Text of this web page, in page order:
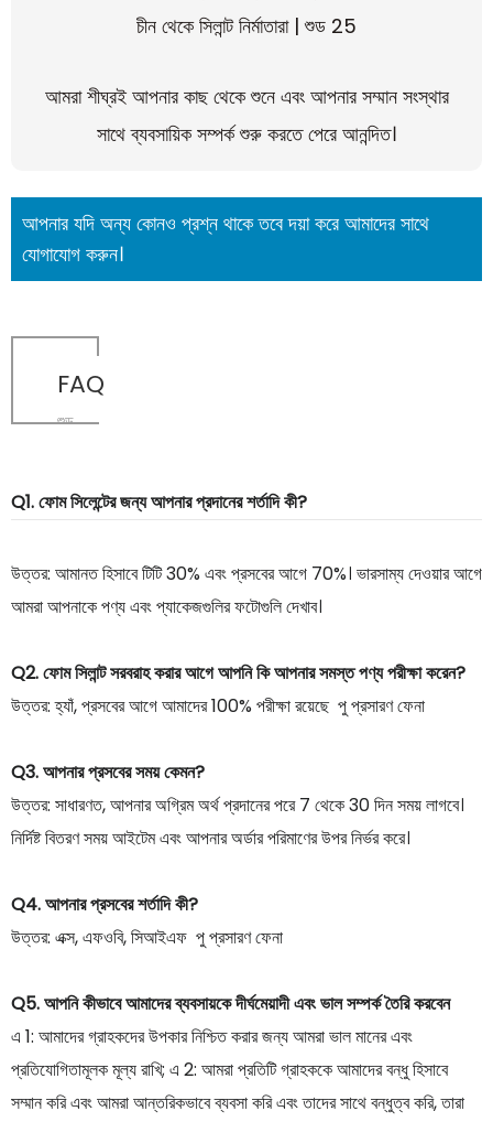
আমরা শীঘ্রই আপনার কাছ থেকে শুনে এবং আপনার সম্মান সংস্থার
সাথে ব্যবসায়িক সম্পর্ক শুরু করতে পেরে আনন্দিত।
আপনার যদি অন্য কোনও প্রশ্ন থাকে তবে দয়া করে আমাদের সাথে
যোগাযোগ করুন।
FAQ
শুড
Q1. ফোম সিলেন্টের জন্য আপনার প্রদানের শর্তাদি কী?
উত্তর: আমানত হিসাবে টিটি 30% এবং প্রসবের আগে 70%। ভারসাম্য দেওয়ার আগে
আমরা আপনাকে পণ্য এবং প্যাকেজগুলির ফটোগুলি দেখাব।
Q2. ফোম সিলান্ট সরবরাহ করার আগে আপনি কি আপনার সমস্ত পণ্য পরীক্ষা করেন?
উত্তর: হ্যাঁ, প্রসবের আগে আমাদের 100% পরীক্ষা রয়েছে পু প্রসারণ ফেনা
Q3. আপনার প্রসবের সময় কেমন?
উত্তর: সাধারণত, আপনার অগ্রিম অর্থ প্রদানের পরে 7 থেকে 30 দিন সময় লাগবে।
নির্দিষ্ট বিতরণ সময় আইটেম এবং আপনার অর্ডার পরিমাণের উপর নির্ভর করে।
Q4. আপনার প্রসবের শর্তাদি কী?
উত্তর: এক্স, এফওবি, সিআইএফ পু প্রসারণ ফেনা
Q5. আপনি কীভাবে আমাদের ব্যবসায়কে দীর্ঘমেয়াদী এবং ভাল সম্পর্ক তৈরি করবেন
এ 1: আমাদের গ্রাহকদের উপকার নিশ্চিত করার জন্য আমরা ভাল মানের এবং
প্রতিযোগিতামূলক মূল্য রাখি; এ 2: আমরা প্রতিটি গ্রাহককে আমাদের বন্ধু হিসাবে
সম্মান করি এবং আমরা আন্তরিকভাবে ব্যবসা করি এবং তাদের সাথে বন্ধুত্ব করি, তারা